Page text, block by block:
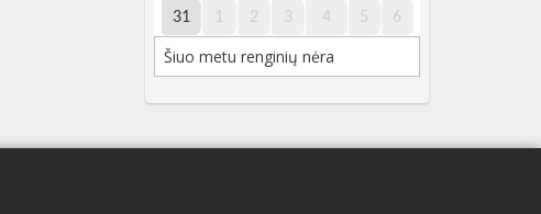
31 1 2 3 4 5 6
Šiuo metu renginių nėra